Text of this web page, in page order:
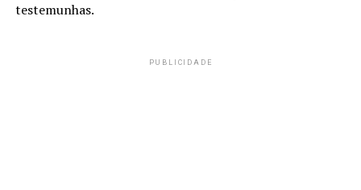
testemunhas.
PUBLICIDADE